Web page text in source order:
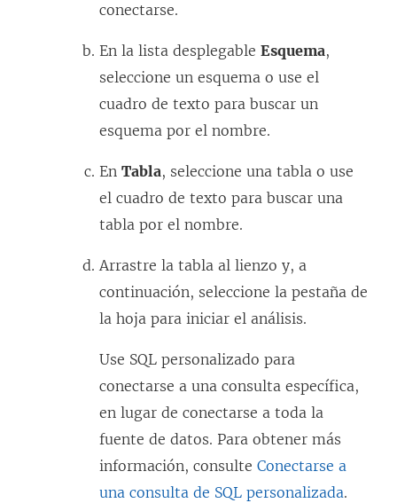
conectarse.
En la lista desplegable Esquema,
seleccione un esquema o use el
cuadro de texto para buscar un
esquema por el nombre.
En Tabla, seleccione una tabla o use
el cuadro de texto para buscar una
tabla por el nombre.
Arrastre la tabla al lienzo y, a
continuación, seleccione la pestaña de
la hoja para iniciar el análisis.
Use SQL personalizado para
conectarse a una consulta específica,
en lugar de conectarse a toda la
fuente de datos. Para obtener más
información, consulte Conectarse a
una consulta de SQL personalizada.